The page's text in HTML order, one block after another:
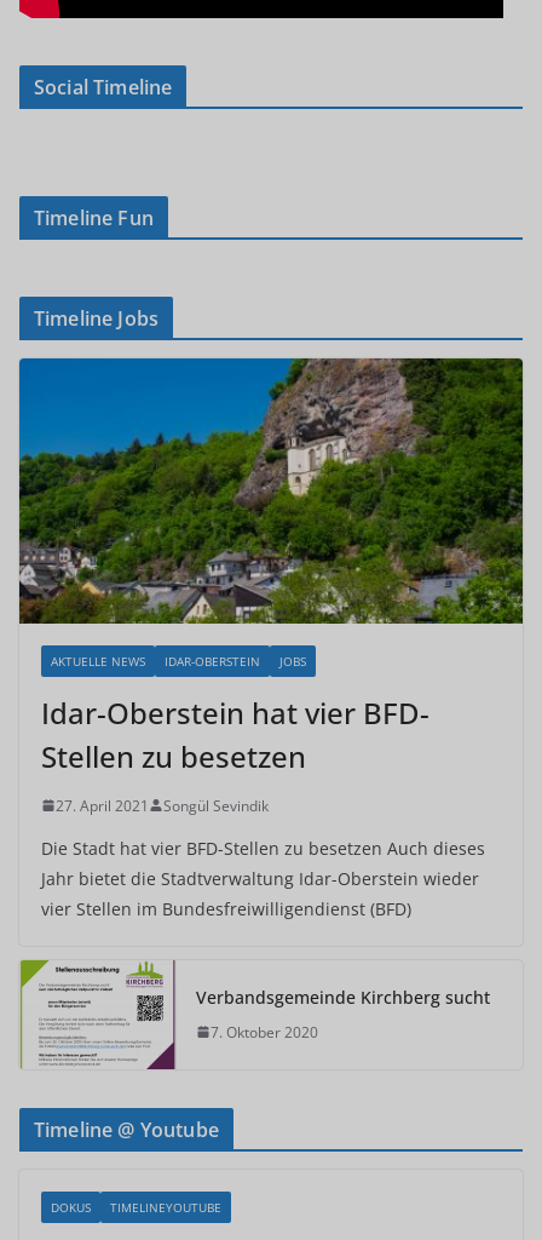
Social Timeline
Timeline Fun
Timeline Jobs
AKTUELLE NEWS IDAR-OBERSTEIN JOBS
Idar-Oberstein hat vier BFD-
Stellen zu besetzen
27. April 2021 Songül Sevindik
Die Stadt hat vier BFD-Stellen zu besetzen Auch dieses
Jahr bietet die Stadtverwaltung Idar-Oberstein wieder
vier Stellen im Bundesfreiwilligendienst (BFD)
Verbandsgemeinde Kirchberg sucht
7. Oktober 2020
Timeline @ Youtube
DOKUS TIMELINEYOUTUBE